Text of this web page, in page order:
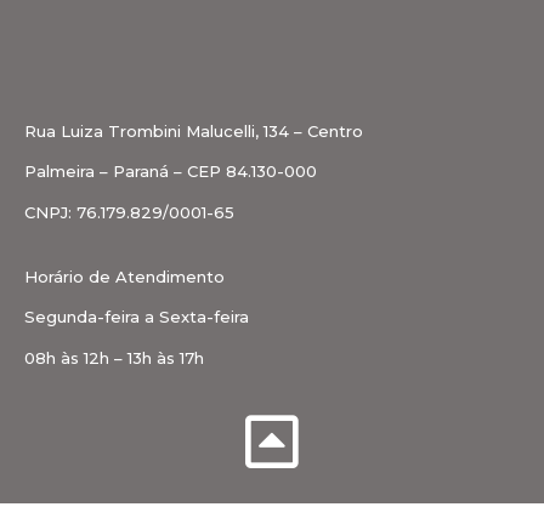
Rua Luiza Trombini Malucelli, 134 – Centro
Palmeira – Paraná – CEP 84.130-000
CNPJ: 76.179.829/0001-65
Horário de Atendimento
Segunda-feira a Sexta-feira
08h às 12h – 13h às 17h